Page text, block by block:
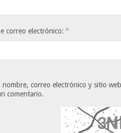
correo electrónico: *
nombre, correo electrónico y sitio
comentario.